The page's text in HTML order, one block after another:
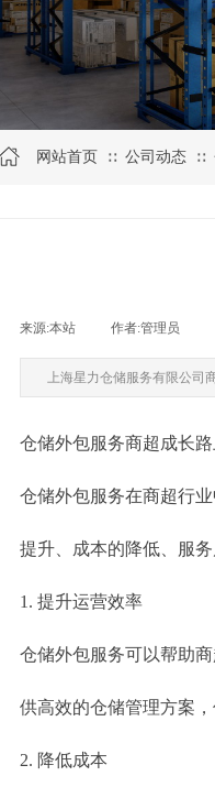
网站首页 ∷ 公司动态 ∷
来源:本站 作者:管理员
上海星力仓储服务有限公
仓储外包服务商超成长
仓储外包服务在商超行
提升、成本的降低、服
1. 提升运营效率
仓储外包服务可以帮助
供高效的仓储管理方案
2. 降低成本